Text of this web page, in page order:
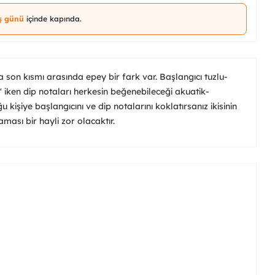
günü içinde kapında.
kısmı arasında epey bir fark var. Başlangıcı tuzlu-
dip notaları herkesin beğenebileceği akuatik-
başlangıcını ve dip notalarını koklatırsanız ikisinin
bir hayli zor olacaktır.